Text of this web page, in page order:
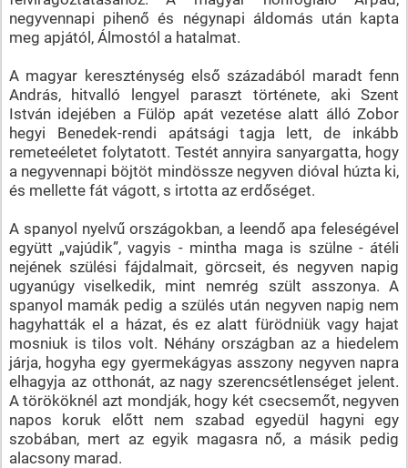
negyvennapi pihenő és négynapi áldomás után kapta
meg apjától, Álmostól a hatalmat.
A magyar kereszténység első századából maradt fenn
András, hitvalló lengyel paraszt története, aki Szent
István idejében a Fülöp apát vezetése alatt álló Zobor
hegyi Benedek-rendi apátsági tagja lett, de inkább
remeteéletet folytatott. Testét annyira sanyargatta, hogy
a negyvennapi böjtöt mindössze negyven dióval húzta ki,
és mellette fát vágott, s irtotta az erdőséget.
A spanyol nyelvű országokban, a leendő apa feleségével
együtt „vajúdik”, vagyis - mintha maga is szülne - átéli
nejének szülési fájdalmait, görcseit, és negyven napig
ugyanúgy viselkedik, mint nemrég szült asszonya. A
spanyol mamák pedig a szülés után negyven napig nem
hagyhatták el a házat, és ez alatt fürödniük vagy hajat
mosniuk is tilos volt. Néhány országban az a hiedelem
járja, hogyha egy gyermekágyas asszony negyven napra
elhagyja az otthonát, az nagy szerencsétlenséget jelent.
A törököknél azt mondják, hogy két csecsemőt, negyven
napos koruk előtt nem szabad egyedül hagyni egy
szobában, mert az egyik magasra nő, a másik pedig
alacsony marad.